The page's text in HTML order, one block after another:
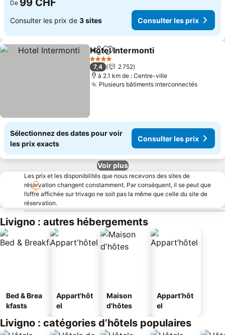
De 99 CHF
Consulter les prix de 3 sites Consulter les prix
PartagerAjouter à mes favoris
Hotel Intermonti
4 Étoiles
7,4
2 752
à 2.1 km de : Centre-ville
Plusieurs bâtiments interconnectés
Sélectionnez des dates pour voir
les prix exacts
Consulter les prix
Voir plus
Les prix et les disponibilités que nous recevons des sites de
réservation changent constamment. Par conséquent, il se peut que
l’offre affichée sur trivago ne soit pas la même que celle du site de
réservation.
Livigno : autres hébergements
Bed & Brea
kfasts
Appart'hôt
el
Maison
d'hôtes
Appart’hôt
el
Livigno : catégories d’hôtels populaires